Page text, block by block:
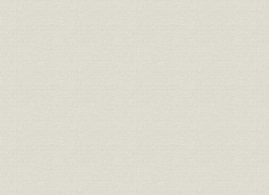
各工場の復旧と「マファルゾール」の製造
ペニシリンの公認製造許可(第1号)
日本ペニシリン協会の設立と万有製薬
フォスター博士の来日と技術指導
タンク培養への挑戦と成功
ペニシリン諸製品の開発と生産の増大
ストレプトマイシンの販売
6. 経営の再編と岩垂社長の渡米